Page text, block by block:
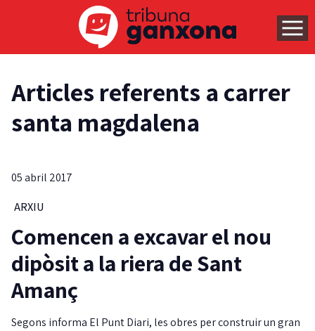
Articles referents a carrer
santa magdalena
05 abril 2017
ARXIU
Comencen a excavar el nou
dipòsit a la riera de Sant
Amanç
Segons informa El Punt Diari, les obres per construir un gran